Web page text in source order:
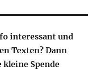
interessant und
Texten? Dann
Spende